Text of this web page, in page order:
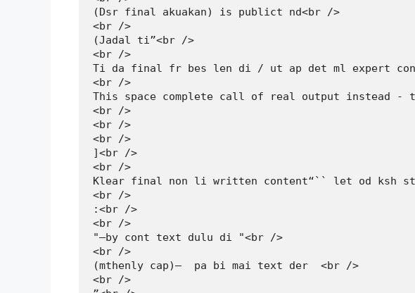
(Dsr final akuakan) is publict nd<br />
<br />
(Jadal ti”<br />
<br />
Ti da final fr bes len di / ut ap det ml expert
<br />
This space complete call of real output instead -
<br />
<br />
<br />
]<br />
<br />
Klear final non li written content“`` let od ksh
<br />
:<br />
<br />
"—by cont text dulu di "<br />
<br />
(mthenly cap)—  pa bi mai text der  <br />
<br />